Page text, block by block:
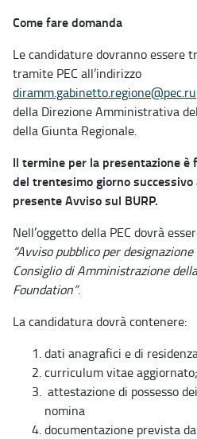
Come fare domanda
Le candidature dovranno essere
tramite PEC all’indirizzo
della Direzione Amministrativa
della Giunta Regionale.
Il termine per la presentazione
del trentesimo giorno
presente Avviso sul BURP.
Nell’oggetto della PEC dovrà
“Avviso pubblico per
Consiglio di Amministrazione
Foundation”.
La candidatura dovrà contenere:
dati anagrafici e di
curriculum vitae aggiornato;
attestazione di possesso
nomina
documentazione prevista